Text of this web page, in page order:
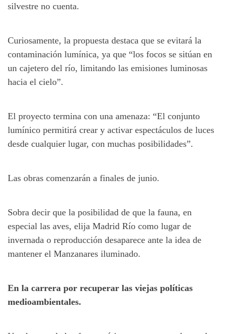
silvestre no cuenta.
Curiosamente, la propuesta destaca que se evitará la
contaminación lumínica, ya que “los focos se sitúan en
un cajetero del río, limitando las emisiones luminosas
hacia el cielo”.
El proyecto termina con una amenaza: “El conjunto
lumínico permitirá crear y activar espectáculos de luces
desde cualquier lugar, con muchas posibilidades”.
Las obras comenzarán a finales de junio.
Sobra decir que la posibilidad de que la fauna, en
especial las aves, elija Madrid Río como lugar de
invernada o reproducción desaparece ante la idea de
mantener el Manzanares iluminado.
En la carrera por recuperar las viejas políticas
medioambientales.